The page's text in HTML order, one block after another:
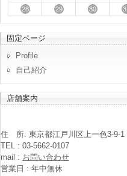
28
29 30
固定ページ
Profile
自己紹介
店舗案内
住 所: 東京都江戸川区上一色3-9-1
TEL : 03-5662-0107
mail : お問い合わせ
営業日 : 年中無休